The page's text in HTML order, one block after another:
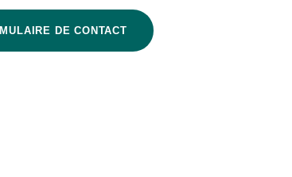
DE CONTACT